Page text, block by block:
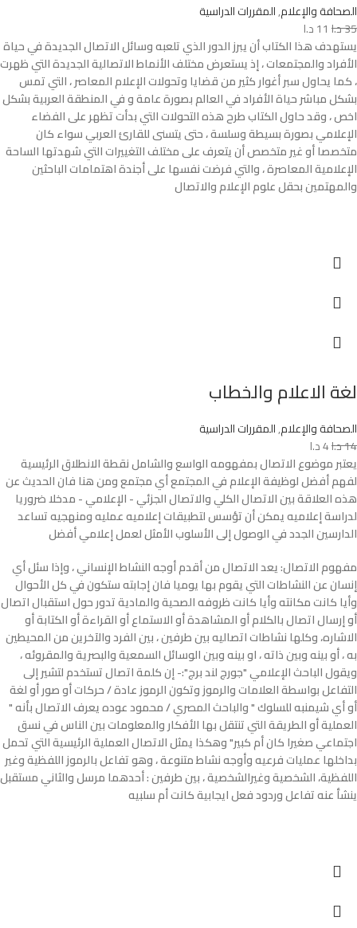
الصحافة والإعلام,المقررات الدراسية
35د.ا 11د.ا
يستهدف هذا الكتاب أن يبرز الدور الذي تلعبه وسائل الاتصال الجديدة في حياة
الأفراد والمجتمعات ، إذ يستعرض مختلف الأنماط الاتصالية الجديدة التي ظهرت
، كما يحاول سبر أغوار كثير من قضايا وتحولات الإعلام المعاصر ، التي تمس
بشكل مباشر حياة الأفراد في العالم بصورة عامة و في المنطقة العربية بشكل
اخص ، وقد حاول الكتاب طرح هذه التحولات التي بدأت تظهر على الفضاء
الإعلامي بصورة بسيطة وسلسة ، حتى يتسنى للقارئ العربي سواء كان
متخصصا أو غير متخصص أن يتعرف على مختلف التغييرات التي شهدتها الساحة
الإعلامية المعاصرة ، والتي فرضت نفسها على أجندة اهتمامات الباحثين
والمهتمين بحقل علوم الإعلام والاتصال
لغة الاعلام والخطاب
الصحافة والإعلام,المقررات الدراسية
14د.ا4د.ا
يعتبر موضوع الاتصال بمفهومه الواسع والشامل نقطة الانطلاق الرئيسية
لفهم أفضل لوظيفة الإعلام في المجتمع أي مجتمع ومن هنا فان الحديث عن
هذه العلاقة بين الاتصال الكلي والاتصال الجزئي - الإعلامي - مدخلا ضروريا
لدراسة إعلاميه يمكن أن تؤسس لتطبيقات إعلاميه عمليه ومنهجيه تساعد
الدارسين الجدد في الوصول إلى الأسلوب الأمثل لعمل إعلامي أفضل
مفهوم الاتصال: يعد الاتصال من أقدم أوجه النشاط الإنساني ، وإذا سئل أي
إنسان عن النشاطات التي يقوم بها يوميا فان إجابته ستكون في كل الأحوال
وأيا كانت مكانته وأيا كانت ظروفه الصحية والمادية تدور حول استقبال اتصال
أو إرسال اتصال بالكلام أو المشاهدة أو الاستماع أو القراءة أو الكتابة أو
الاشاره، وكلها نشاطات اتصاليه بين طرفين ، بين الفرد والآخرين من المحيطين
به ، أو بينه وبين ذاته ، او بينه وبين الوسائل السمعية والبصرية والمقروئه ،
ويقول الباحث الإعلامي "جورج لند برج":- إن كلمة اتصال تستخدم لتشير إلى
التفاعل بواسطة العلامات والرموز وتكون الرموز عادة / حركات أو صور أو لغة
أو أي شيمنبه للسلوك " والباحث المصري / محمود عوده يعرف الاتصال بأنه "
العملية أو الطريقة التي تنتقل بها الأفكار والمعلومات بين الناس في نسق
اجتماعي صغيرا كان أم كبير" وهكذا يمثل الاتصال العملية الرئيسية التي تحمل
بداخلها عمليات فرعيه وأوجه نشاط متنوعة ، وهو تفاعل بالرموز اللفظية وغير
اللفظية، الشخصية وغيرالشخصية ، بين طرفين : أحدهما مرسل والثاني مستقبل
ينشأ عنه تفاعل وردود فعل ايجابية كانت أم سلبيه